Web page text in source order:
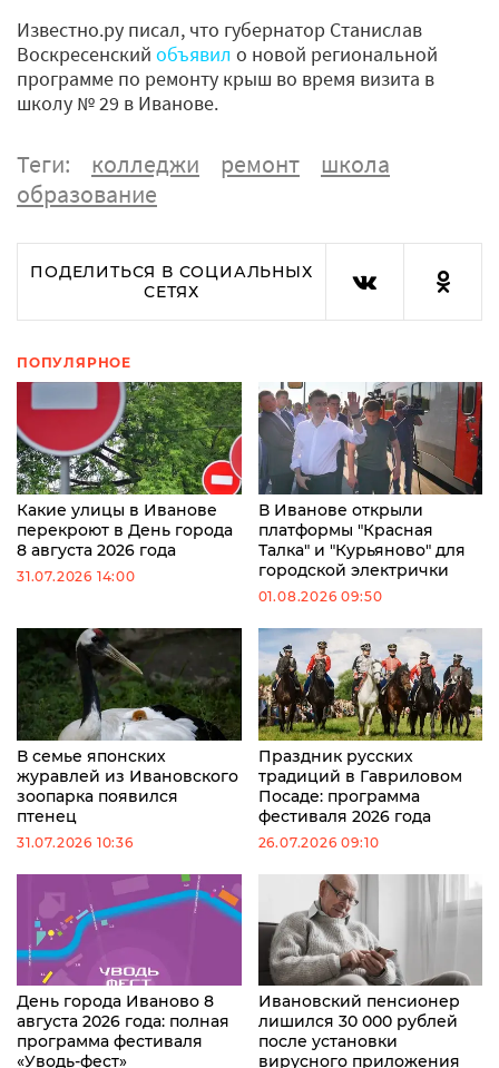
Известно.ру писал, что губернатор Станислав
Воскресенский объявил о новой региональной
программе по ремонту крыш во время визита в
школу № 29 в Иванове.
Теги: колледжи ремонт
школа
образование
ПОДЕЛИТЬСЯ В СОЦИАЛЬНЫХ
СЕТЯХ
ПОПУЛЯРНОЕ
Какие улицы в Иванове
перекроют в День города
8 августа 2026 года
31.07.2026 14:00
В Иванове открыли
платформы "Красная
Талка" и "Курьяново" для
городской электрички
01.08.2026 09:50
В семье японских
журавлей из Ивановского
зоопарка появился
птенец
31.07.2026 10:36
Праздник русских
традиций в Гавриловом
Посаде: программа
фестиваля 2026 года
26.07.2026 09:10
День города Иваново 8
августа 2026 года: полная
программа фестиваля
«Уводь-фест»
Ивановский пенсионер
лишился 30 000 рублей
после установки
вирусного приложения